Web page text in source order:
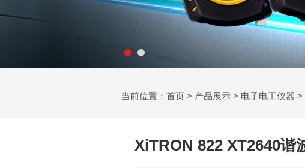
当前位置： 首页 > 产品展示 > 电子电工仪器 >
XiTRON 822 XT2640谐